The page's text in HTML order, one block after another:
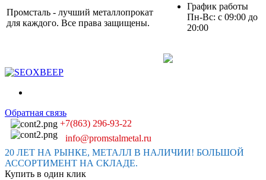
Промсталь - лучший металлопрокат
для каждого. Все права защищены.
График работы
Пн-Вс: с 09:00 до
20:00
Обратная связь
+7(863) 296-93-22
info@promstalmetal.ru
20 ЛЕТ НА РЫНКЕ, МЕТАЛЛ В НАЛИЧИИ! БОЛЬШОЙ
АССОРТИМЕНТ НА СКЛАДЕ.
Купить в один клик